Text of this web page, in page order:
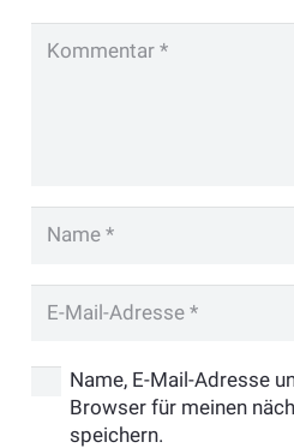
Name, E-Mail-Adresse
Browser für meinen
speichern.